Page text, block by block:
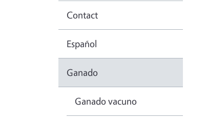
Contact
Español
Ganado
Ganado vacuno